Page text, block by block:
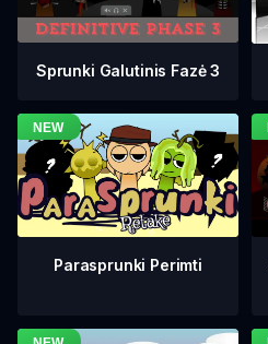
Sprunki Galutinis Fazė 3
Parasprunki Perimti